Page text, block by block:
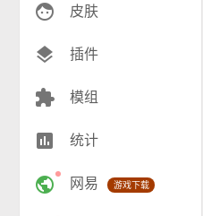
生存(268)
创造(9)
RPG(204)
小游戏(17)
face 皮肤
layers 插件
extension 模组
insert_chart 统计
public 网易 游戏下载